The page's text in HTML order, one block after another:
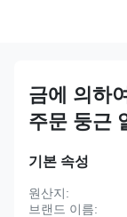
금에 의하
주문 둥근
기본 속성
원산지:
브랜드 이름: